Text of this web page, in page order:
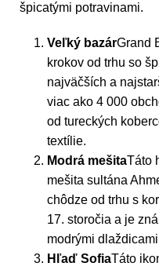
špicatými potravinami.
Veľký bazárGrand
krokov od trhu so
najväčších a
viac ako 4 000
od tureckých
textílie.
Modrá mešitaTáto
mešita sultána
chôdze od trhu s
17. storočia a je
modrými
Hľaď SofiaTáto